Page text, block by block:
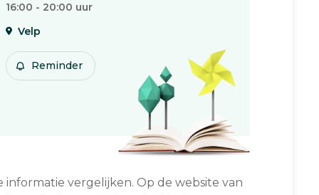
16:00 - 20:00 uur
Velp
Reminder
informatie vergelijken. Op de website van